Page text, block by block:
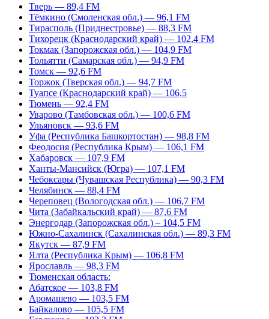
Тверь — 89,4 FM
Тёмкино (Смоленская обл.) — 96,1 FM
Тирасполь (Приднестровье) — 88,3 FM
Тихорецк (Краснодарский край) — 102,4 FM
Токмак (Запорожская обл.) — 104,9 FM
Тольятти (Самарская обл.) — 94,9 FM
Томск — 92,6 FM
Торжок (Тверская обл.) — 94,7 FM
Туапсе (Краснодарский край) — 106,5
Тюмень — 92,4 FM
Уварово (Тамбовская обл.) — 100,6 FM
Ульяновск — 93,6 FM
Уфа (Республика Башкортостан) — 98,8 FM
Феодосия (Республика Крым) — 106,1 FM
Хабаровск — 107,9 FM
Ханты-Мансийск (Югра) — 107,1 FM
Чебоксары (Чувашская Республика) — 90,3 FM
Челябинск — 88,4 FM
Череповец (Вологодская обл.) — 106,7 FM
Чита (Забайкальский край) — 87,6 FM
Энергодар (Запорожская обл.) – 104,5 FM
Южно-Сахалинск (Сахалинская обл.) — 89,3 FM
Якутск — 87,9 FM
Ялта (Республика Крым) — 106,8 FM
Ярославль — 98,3 FM
Тюменская область:
Абатское — 103,8 FM
Аромашево — 103,5 FM
Байкалово — 105,5 FM